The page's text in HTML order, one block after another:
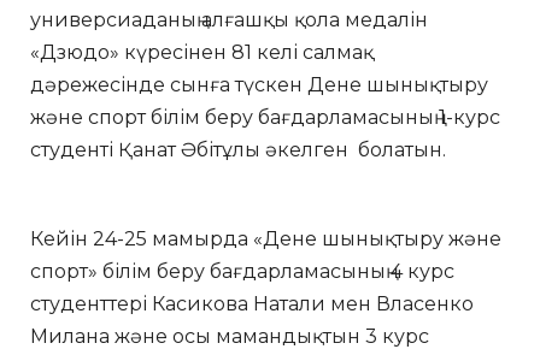
универсиаданың алғашқы қола медалін
«Дзюдо» күресінен 81 келі салмақ
дәрежесінде сынға түскен Дене шынықтыру
және спорт білім беру бағдарламасының 1-курс
студенті Қанат Әбітұлы әкелген болатын.
Кейін 24-25 мамырда «Дене шынықтыру және
спорт» білім беру бағдарламасының 4 курс
студенттері Касикова Натали мен Власенко
Милана және осы мамандықтын 3 курс